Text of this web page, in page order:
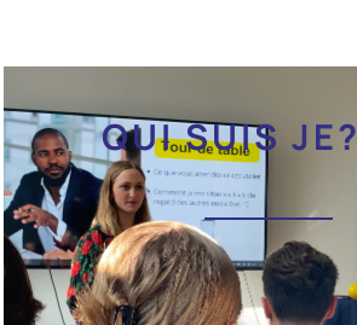
QUI SUIS JE?